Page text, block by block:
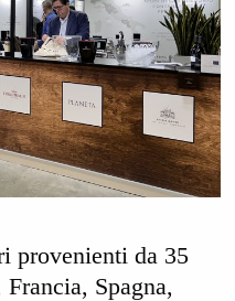
provenienti da 35
Spagna,